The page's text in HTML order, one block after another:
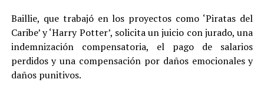
Baillie, que trabajó en los proyectos como ‘Piratas del
Caribe’ y ‘Harry Potter’, solicita un juicio con jurado, una
indemnización compensatoria, el pago de salarios
perdidos y una compensación por daños emocionales y
daños punitivos.